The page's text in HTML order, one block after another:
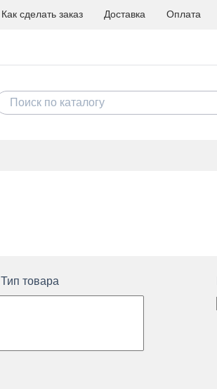
Как сделать заказ Доставка Оплата
Тип товара